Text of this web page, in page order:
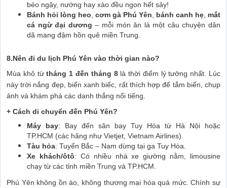
béo ngậy, nướng hay xào đều ngon hết sảy!
Bánh hỏi lòng heo cơm gà Phú Yên bánh canh hẹ mắt
cá ngừ đại dương – mỗi món ăn là một câu chuyện dân
dã mang đậm hồn quê miền Trung.
8.Nên đi du lịch Phú Yên vào thời gian nào?
Mùa khô từtháng 1 đến tháng 8là thời điểm lý tưởng nhất. Lúc
này trời nắng đẹp, biển xanh biếc, rất thích hợp để tắm biển, chụp
ảnh và khám phá các danh thắng nổi tiếng.
+ Cách di chuyển đến Phú Yên?
Máy bay: Bay đến sân bay Tuy Hòa từ Hà Nội hoặc
TP.HCM (các hãng như Vietjet, Vietnam Airlines).
Tàu hỏa: Tuyến Bắc – Nam dừng tại ga Tuy Hòa.
Xe khách/ôtô: Có nhiều nhà xe giường nằm, limousine
chạy từ các tỉnh miền Trung và TP.HCM.
Phú Yên không ồn ào, không thương mại hóa quá mức. Chính sự